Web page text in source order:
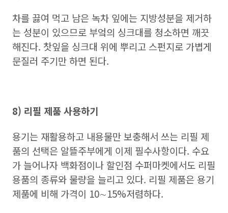
차를 끓여 먹고 남은 녹차 잎에는 지방성분을 제거하
는 성분이 있으므로 부엌의 싱크대를 청소하면 깨끗
해진다. 찻잎을 싱크대 위에 뿌리고 스펀지로 가볍게
문질러 주기만 하면 된다.
8) 리필 제품 사용하기
용기는 재활용하고 내용물만 보충해서 쓰는 리필 제
품의 선택은 알뜰주부에게 이제 필수사항이다. 수요
가 늘어나자 백화점이나 할인점 수퍼마켓에서도 리필
용품의 종류와 물량을 늘리고 있다. 리필 제품은 용기
제품에 비해 가격이 10∼15%저렴하다.